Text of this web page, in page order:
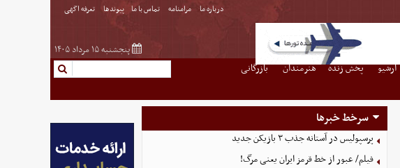
درباره ما مرامنامه تماس با ما پیوندها تعرفه اگهی
پنجشنبه ۱۵ مرداد ۱۴۰۵
آرشیو پخش زنده هنرمندان
بازرگانی
سرخط خبرها
پرسپولیس در آستانه جذب ۳ بازیکن جدید
فیلم/ عبور از خط قرمز ایران یعنی مرگ!